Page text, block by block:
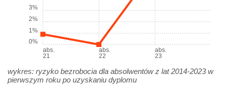
abs.
21
abs.
22
abs.
23
0%
1%
2%
3%
wykres: ryzyko bezrobocia dla absolwentów z lat 2014-2023 w
pierwszym roku po uzyskaniu dyplomu